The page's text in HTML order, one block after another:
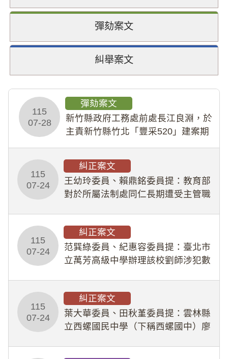
彈劾案文
糾舉案文
115
07-28
彈劾案文
新竹縣政府工務處前處長江良淵，於
主責新竹縣竹北「豐采520」建案期
幣1,483萬餘元，並長期收受建商餽
贈；復罔顧公共安全，圖利默許建商
於停工期間
115
07-24
糾正案文
王幼玲委員、賴鼎銘委員提：教育部
對於所屬法制處同仁長期遭受主管職
人員保障法」及「職業安全衛生法」
所定維護公務人員
115
07-24
糾正案文
范巽綠委員、紀惠容委員提：臺北市
立萬芳高級中學辦理該校劉師涉犯數
業把關與糾錯功能，不僅首份調查報
告漏未審酌師生不
115
07-24
糾正案文
葉大華委員、田秋堇委員提：雲林縣
立西螺國民中學（下稱西螺國中）廖